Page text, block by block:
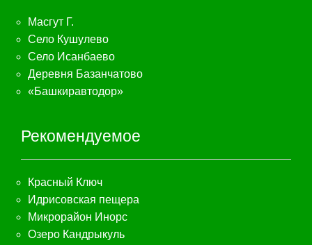
Масгут Г.
Село Кушулево
Село Исанбаево
Деревня Базанчатово
«Башкиравтодор»
Рекомендуемое
Красный Ключ
Идрисовская пещера
Микрорайон Инорс
Озеро Кандрыкуль